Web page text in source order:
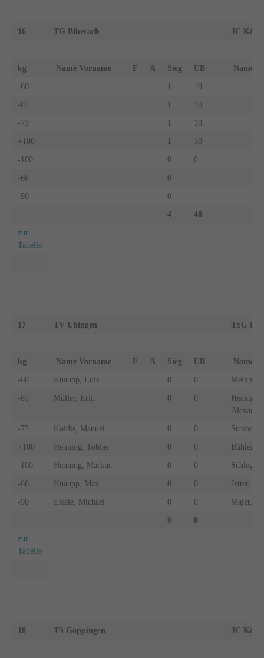
16 TG Biberach JC
kg Name Vorname F A Sieg UB Name
-60 1 10
-81 1 10
-73 1 10
+100 1 10
-100 0 0
-66 0
-90 0
4 40
zur
Tabelle
17 TV Uhingen TSG
kg Name Vorname F A Sieg UB Name
-60 Knaupp, Luis 0 0 Meixner,
-81 Müller, Eric 0 0
-73 Koidis, Manuel 0 0 Strobel,
+100 Henning, Tobias 0 0 Bühler,
-100 Henning, Markus 0 0 Schlegel,
-66 Knaupp, Max 0 0 Jetter,
-90 Eisele, Michael 0 0 Majer,
0 0
zur
Tabelle
18 TS Göppingen JC